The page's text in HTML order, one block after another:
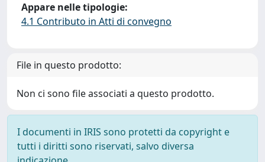
Appare nelle tipologie:
4.1 Contributo in Atti di convegno
File in questo prodotto:
Non ci sono file associati a questo prodotto.
I documenti in IRIS sono protetti da copyright e
tutti i diritti sono riservati, salvo diversa